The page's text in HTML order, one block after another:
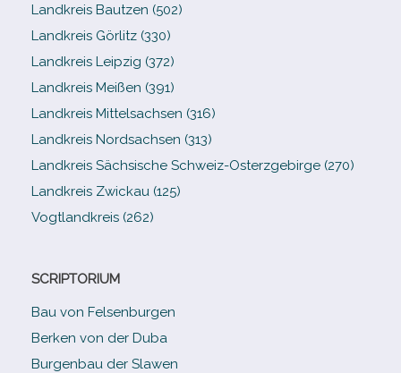
Landkreis Bautzen (502)
Landkreis Görlitz (330)
Landkreis Leipzig (372)
Landkreis Meißen (391)
Landkreis Mittelsachsen (316)
Landkreis Nordsachsen (313)
Landkreis Sächsische Schweiz-​Osterzgebirge (270)
Landkreis Zwickau (125)
Vogtlandkreis (262)
SCRIPTORIUM
Bau von Felsenburgen
Berken von der Duba
Burgenbau der Slawen